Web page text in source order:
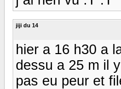
jiji du 14
hier a 16 h30 a
dessu a 25 m il
pas eu peur et